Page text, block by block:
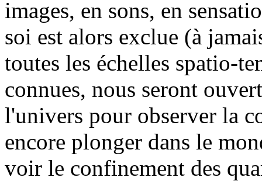
images, en sons, en
soi est alors exclue (à
toutes les échelles spatio-
connues, nous seront
l'univers pour observer la
encore plonger dans le
voir le confinement des